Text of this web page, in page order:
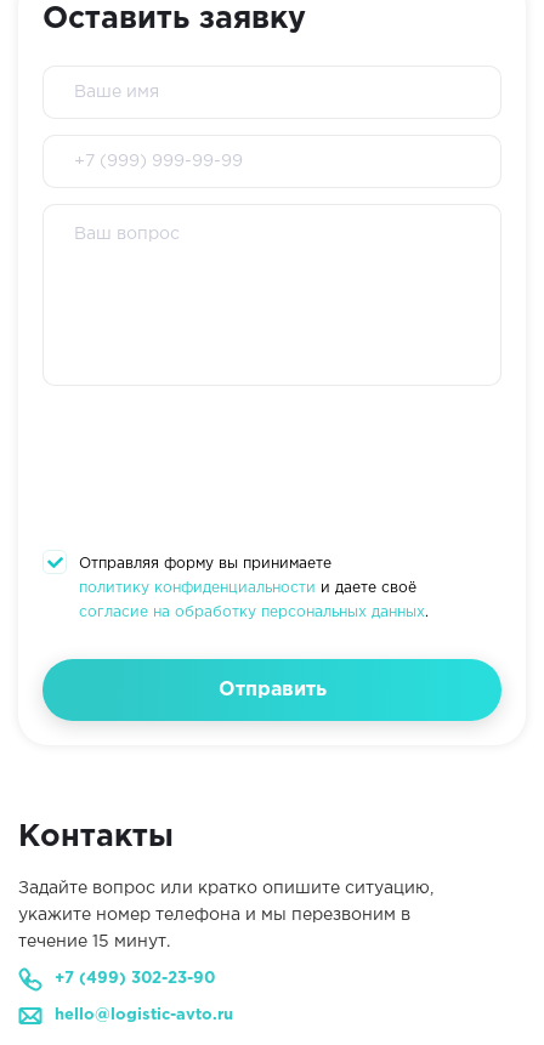
Контакты
Задайте вопрос или кратко опишите ситуацию,
укажите номер телефона и мы перезвоним в
течение 15 минут.
+7 (499) 302-23-90
hello@logistic-avto.ru
Оставить заявку
Отправляя форму вы принимаете
политику конфиденциальности и даете своё
согласие на обработку персональных данных.
Отправить